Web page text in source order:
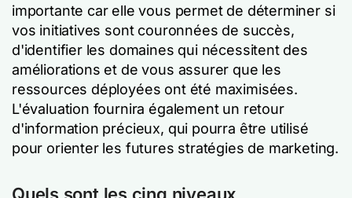
importante car elle vous permet de déterminer si
vos initiatives sont couronnées de succès,
d'identifier les domaines qui nécessitent des
améliorations et de vous assurer que les
ressources déployées ont été maximisées.
L'évaluation fournira également un retour
d'information précieux, qui pourra être utilisé
pour orienter les futures stratégies de marketing.